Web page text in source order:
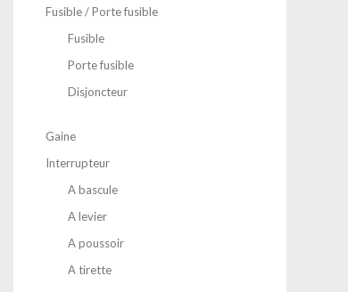
Fusible / Porte fusible
Fusible
Porte fusible
Disjoncteur
Gaine
Interrupteur
A bascule
A levier
A poussoir
A tirette